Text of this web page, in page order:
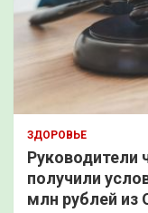
ЗДОРОВЬЕ
Руководители
получили
млн рублей